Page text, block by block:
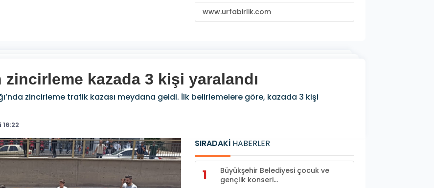
www.urfabirlik.com
zincirleme kazada 3 kişi yaralandı
zincirleme trafik kazası meydana geldi. İlk belirlemelere göre, kazada 3 kişi
SIRADAKİ HABERLER
1
Büyükşehir Belediyesi çocuk ve
gençlik konseri...